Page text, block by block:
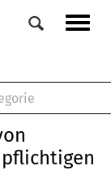
Musterbrief (RTF)
E-Broschüre